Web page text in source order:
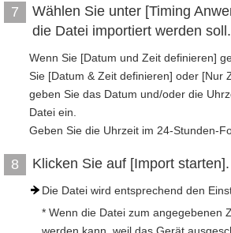
7
Wählen Sie unter [Timing
die Datei importiert werden soll.
Wenn Sie [Datum und Zeit definieren]
Sie [Datum & Zeit definieren] oder [Nur
geben Sie das Datum und/oder die
Datei ein.
Geben Sie die Uhrzeit im 24-Stunden-
8 Klicken Sie auf [Import starten].
Die Datei wird entsprechend den
* Wenn die Datei zum angegebenen